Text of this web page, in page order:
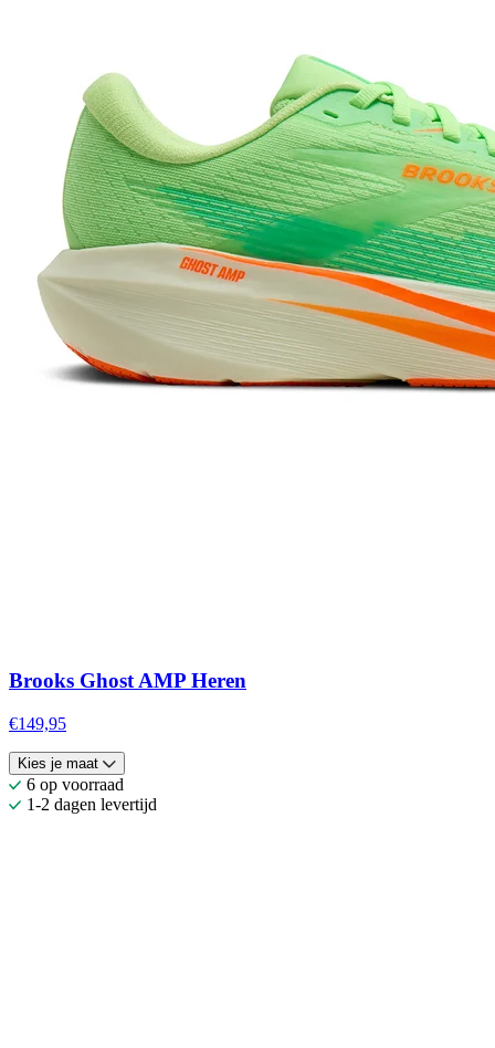
Brooks Ghost AMP Heren
€149,95
Kies je maat
6 op voorraad
1-2 dagen levertijd